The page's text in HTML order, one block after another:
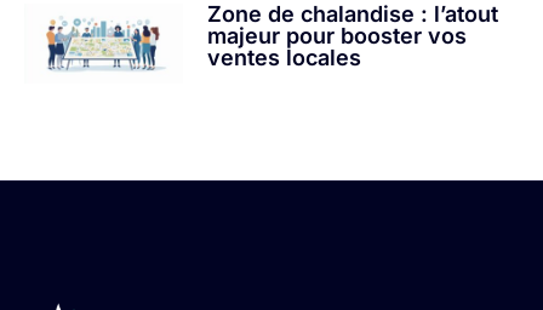
Zone de chalandise : l’atout
majeur pour booster vos
ventes locales